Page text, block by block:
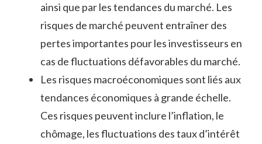
ainsi que par les tendances du marché. Les
risques de marché peuvent entraîner des
pertes importantes pour les investisseurs en
cas de fluctuations défavorables du marché.
Les risques macroéconomiques sont liés aux
tendances économiques à grande échelle.
Ces risques peuvent inclure l’inflation, le
chômage, les fluctuations des taux d’intérêt